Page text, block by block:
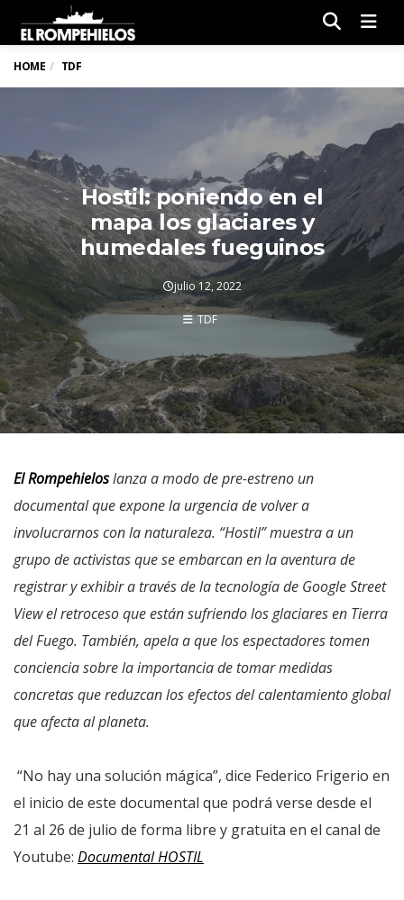
HOME TDF
Hostil: poniendo en el
mapa los glaciares y
humedales fueguinos
julio 12, 2022
TDF
El Rompehieloslanza a modo de pre-estreno un
documental que expone la urgencia de volver a
involucrarnos con la naturaleza. “Hostil” muestra a un
grupo de activistas que se embarcan en la aventura de
registrar y exhibir a través de la tecnología de Google Street
View el retroceso que están sufriendo los glaciares en Tierra
del Fuego. También, apela a que los espectadores tomen
conciencia sobre la importancia de tomar medidas
concretas que reduzcan los efectos del calentamiento global
que afecta al planeta.
“No hay una solución mágica”, dice Federico Frigerio en
el inicio de este documental que podrá verse desde el
21 al 26 de julio de forma libre y gratuita en el canal de
Youtube: Documental HOSTIL